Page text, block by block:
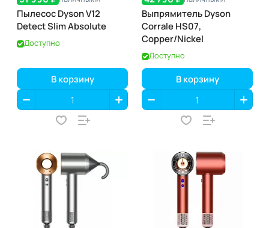
Пылесос Dyson V12
Detect Slim Absolute
Доступно
В корзину
Выпрямитель Dyson
Corrale HS07,
Copper/Nickel
Доступно
В корзину